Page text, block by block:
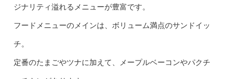
ジナリティ溢れるメニューが豊富です。
フードメニューのメインは、ボリューム満点のサンドイッ
チ。
定番のたまごやツナに加えて、メープルベーコンやパクチ